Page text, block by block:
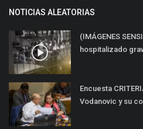
NOTICIAS ALEATORIAS
(IMÁGENES
hospitalizado
Encuesta
Vodanovic y su